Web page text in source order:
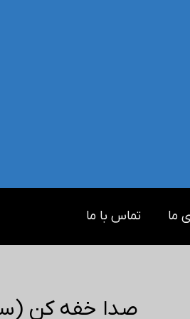
ما تماس با ما